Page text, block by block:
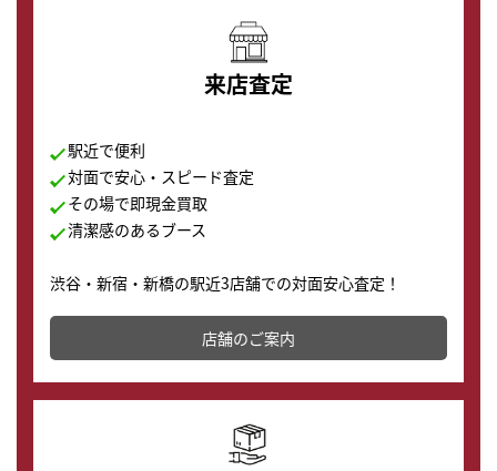
来店査定
駅近で便利
対面で安心・スピード査定
その場で即現金買取
清潔感のあるブース
渋谷・新宿・新橋の駅近3店舗での対面安心査定！
その場で現金買取致します。渋谷本店では、時計販売の
店舗を併設しており、下取りに出してお得に新しい時計
の購入もできます♪
店舗のご案内